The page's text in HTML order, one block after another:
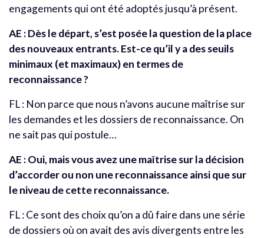
engagements qui ont été adoptés jusqu’à présent.
AE : Dès le départ, s’est posée la question de la place
des nouveaux entrants. Est-ce qu’il y a des seuils
minimaux (et maximaux) en termes de
reconnaissance ?
FL : Non parce que nous n’avons aucune maîtrise sur
les demandes et les dossiers de reconnaissance. On
ne sait pas qui postule…
AE : Oui, mais vous avez une maîtrise sur la décision
d’accorder ou non une reconnaissance ainsi que sur
le niveau de cette reconnaissance.
FL : Ce sont des choix qu’on a dû faire dans une série
de dossiers où on avait des avis divergents entre les